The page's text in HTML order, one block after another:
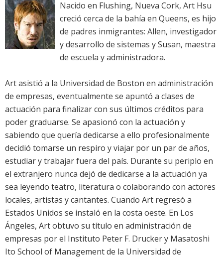
Nacido en Flushing, Nueva Cork, Art Hsu
creció cerca de la bahía en Queens, es hijo
de padres inmigrantes: Allen, investigador
y desarrollo de sistemas y Susan, maestra
de escuela y administradora.
Art asistió a la Universidad de Boston en administración
de empresas, eventualmente se apuntó a clases de
actuación para finalizar con sus últimos créditos para
poder graduarse. Se apasionó con la actuación y
sabiendo que quería dedicarse a ello profesionalmente
decidió tomarse un respiro y viajar por un par de años,
estudiar y trabajar fuera del país. Durante su periplo en
el extranjero nunca dejó de dedicarse a la actuación ya
sea leyendo teatro, literatura o colaborando con actores
locales, artistas y cantantes. Cuando Art regresó a
Estados Unidos se instaló en la costa oeste. En Los
Ángeles, Art obtuvo su título en administración de
empresas por el Instituto Peter F. Drucker y Masatoshi
Ito School of Management de la Universidad de